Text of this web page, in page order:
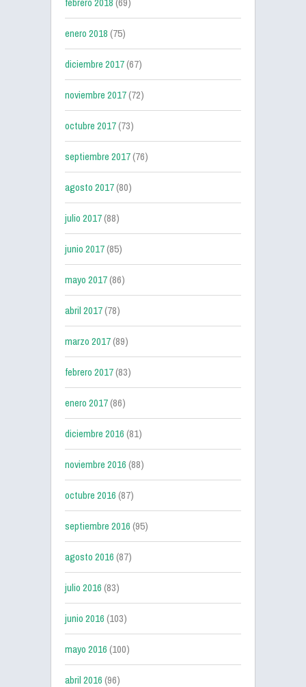
enero 2018(75)
diciembre 2017(67)
noviembre 2017(72)
octubre 2017(73)
septiembre 2017(76)
agosto 2017(80)
julio 2017(88)
junio 2017(85)
mayo 2017(86)
abril 2017(78)
marzo 2017(89)
febrero 2017(83)
enero 2017(86)
diciembre 2016(81)
noviembre 2016(88)
octubre 2016(87)
septiembre 2016(95)
agosto 2016(87)
julio 2016(83)
junio 2016(103)
mayo 2016(100)
abril 2016(96)